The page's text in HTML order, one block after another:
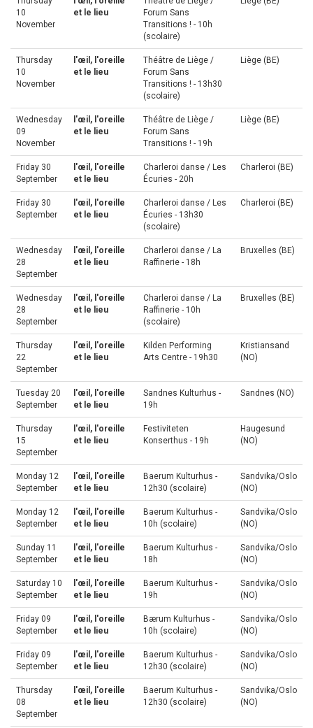
10
November
et le lieu
Forum Sans
Transitions ! - 10h
(scolaire)
Thursday
10
November
l'œil, l'oreille
et le lieu
Théâtre de Liège /
Forum Sans
Transitions ! - 13h30
(scolaire)
Liège (BE)
Wednesday
09
November
l'œil, l'oreille
et le lieu
Théâtre de Liège /
Forum Sans
Transitions ! - 19h
Liège (BE)
Friday 30
September
l'œil, l'oreille
et le lieu
Charleroi danse / Les
Écuries - 20h
Charleroi (BE)
Friday 30
September
l'œil, l'oreille
et le lieu
Charleroi danse / Les
Écuries - 13h30
(scolaire)
Charleroi (BE)
Wednesday
28
September
l'œil, l'oreille
et le lieu
Charleroi danse / La
Raffinerie - 18h
Bruxelles (BE)
Wednesday
28
September
l'œil, l'oreille
et le lieu
Charleroi danse / La
Raffinerie - 10h
(scolaire)
Bruxelles (BE)
Thursday
22
September
l'œil, l'oreille
et le lieu
Kilden Performing
Arts Centre - 19h30
Kristiansand
(NO)
Tuesday 20
September
l'œil, l'oreille
et le lieu
Sandnes Kulturhus -
19h
Sandnes (NO)
Thursday
15
September
l'œil, l'oreille
et le lieu
Festiviteten
Konserthus - 19h
Haugesund
(NO)
Monday 12
September
l'œil, l'oreille
et le lieu
Baerum Kulturhus -
12h30 (scolaire)
Sandvika/Oslo
(NO)
Monday 12
September
l'œil, l'oreille
et le lieu
Baerum Kulturhus -
10h (scolaire)
Sandvika/Oslo
(NO)
Sunday 11
September
l'œil, l'oreille
et le lieu
Baerum Kulturhus -
18h
Sandvika/Oslo
(NO)
Saturday 10
September
l'œil, l'oreille
et le lieu
Baerum Kulturhus -
19h
Sandvika/Oslo
(NO)
Friday 09
September
l'œil, l'oreille
et le lieu
Bærum Kulturhus -
10h (scolaire)
Sandvika/Oslo
(NO)
Friday 09
September
l'œil, l'oreille
et le lieu
Baerum Kulturhus -
12h30 (scolaire)
Sandvika/Oslo
(NO)
Thursday
08
September
l'œil, l'oreille
et le lieu
Baerum Kulturhus -
12h30 (scolaire)
Sandvika/Oslo
(NO)